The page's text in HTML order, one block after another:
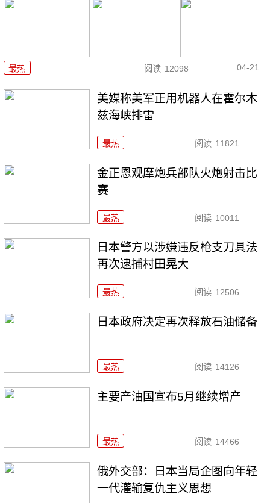
最热 阅读 12098 04-21
美媒称美军正用机器人在霍尔木
兹海峡排雷
最热 阅读 11821
金正恩观摩炮兵部队火炮射击比
赛
最热 阅读 10011
日本警方以涉嫌违反枪支刀具法
再次逮捕村田晃大
最热 阅读 12506
日本政府决定再次释放石油储备
最热 阅读 14126
主要产油国宣布5月继续增产
最热 阅读 14466
俄外交部：日本当局企图向年轻
一代灌输复仇主义思想